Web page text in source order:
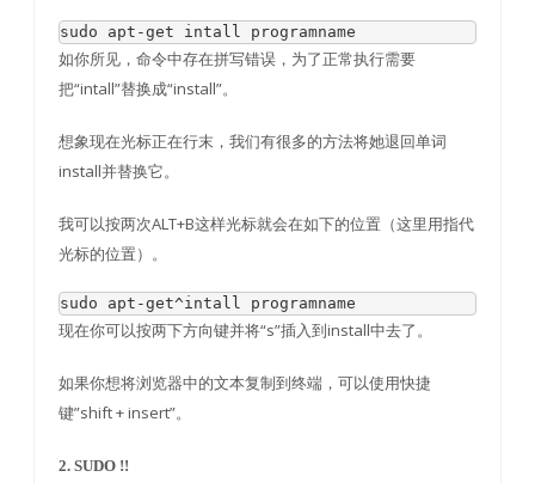
sudo apt -get intall programname
如你所见，命令中存在拼写错误，为了正常执行需要
把“intall”替换成“install”。
想象现在光标正在行末，我们有很多的方法将她退回单词
install并替换它。
我可以按两次ALT+B这样光标就会在如下的位置（这里用指代
光标的位置）。
sudo apt -get^intall programname
现在你可以按两下方向键并将“s”插入到install中去了。
如果你想将浏览器中的文本复制到终端，可以使用快捷
键”shift + insert”。
2. SUDO !!